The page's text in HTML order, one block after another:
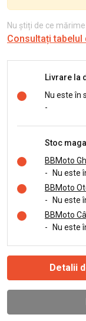
Nu știți de ce
Consultați tabelul
Livrare la
Nu este în
-
Stoc
BBMoto
-
Nu este
BBMoto
-
Nu este
BBMoto
-
Nu este
Detalii